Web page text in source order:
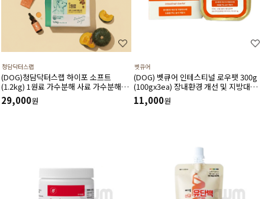
청담닥터스랩
(DOG)청담닥터스랩 하이포 소프트
(1.2kg) 1원료 가수분해 사료 가수분해연
어 피부와 피모건강에 도움 장건강 긴장완
화 부드러운식감
29,000원
벳큐어
(DOG) 벳큐어 인테스티널 로우팻 300g
(100gx3ea) 장내환경 개선 및 지방대사
에 도움을 주는 습식 처방식
11,000원